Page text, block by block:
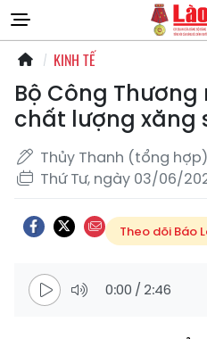
KINH TẾ
Bộ Công
chất lượng xăng
Thủy Thanh (tổng hợp)
Thứ Tư, ngày 03/06/
Theo dõi Báo
0:00 / 2:46